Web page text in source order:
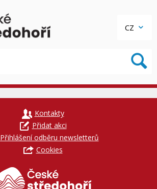
CZ
Kontakty
Přidat akci
Přihlášení odběru newsletterů
Cookies